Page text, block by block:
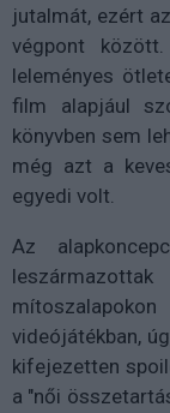
jutalmát, ezért
végpont
leleményes
film alapjául
könyvben sem
még azt a
egyedi volt.
Az
videójátékban,
kifejezetten
a "női